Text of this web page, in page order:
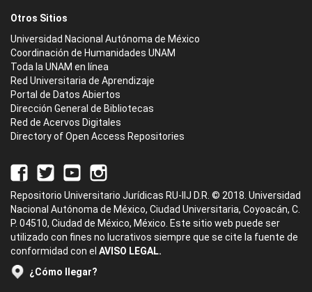
Otros Sitios
Universidad Nacional Autónoma de México
Coordinación de Humanidades UNAM
Toda la UNAM en línea
Red Universitaria de Aprendizaje
Portal de Datos Abiertos
Dirección General de Bibliotecas
Red de Acervos Digitales
Directory of Open Access Repositories
Repositorio Universitario Jurídicas RU-IIJ D.R. © 2018. Universidad
Nacional Autónoma de México, Ciudad Universitaria, Coyoacán, C.
P. 04510, Ciudad de México, México. Este sitio web puede ser
utilizado con fines no lucrativos siempre que se cite la fuente de
conformidad con el AVISO LEGAL.
¿Cómo llegar?